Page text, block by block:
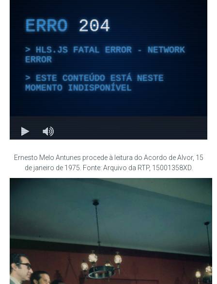
Ernesto Melo Antunes procede à leitura do Acordo de Alvor, 15
de janeiro de 1975. Fonte: Arquivo da RTP, 15001358XD.